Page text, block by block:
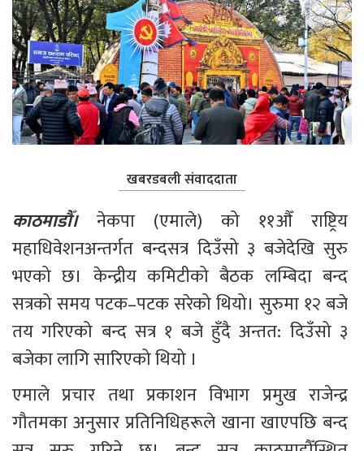
खबरडबली संवाददाता
काठमाडौँ। नेकपा (एमाले) को ११औँ राष्ट्रिय
महाधिवेशनअन्तर्गत बन्दसत्र दिउँसो ३ बजेदेखि सुरु
भएको छ। केन्द्रीय कमिटीको बैठक लम्बिदा बन्द
सत्रको समय पटक–पटक सरेको थियो। सुरुमा १२ बजे
तय गरिएको बन्द सत्र १ बजे हुँदै अन्तत: दिउँसो ३
बजेका लागि सारिएको थियो ।
एमाले प्रचार तथा प्रकाशन विभाग प्रमुख राजेन्द्र
गौतमका अनुसार प्रतिनिधिहरूले खाना खाएपछि बन्द